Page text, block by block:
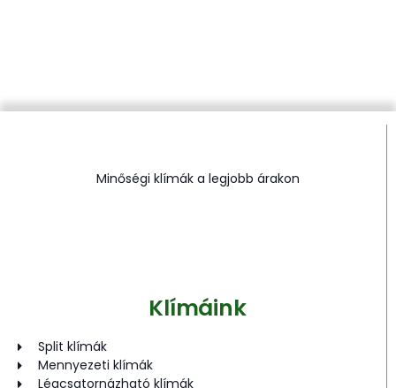
Minőségi klímák a legjobb árakon
Klímáink
Split klímák
Mennyezeti klímák
Légcsatornázható klímák